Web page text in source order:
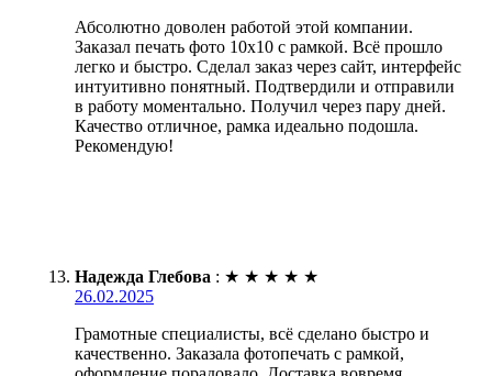
Абсолютно доволен работой этой компании.
Заказал печать фото 10х10 с рамкой. Всё прошло
легко и быстро. Сделал заказ через сайт, интерфейс
интуитивно понятный. Подтвердили и отправили
в работу моментально. Получил через пару дней.
Качество отличное, рамка идеально подошла.
Рекомендую!
Надежда Глебова : ★ ★ ★ ★ ★
26.02.2025
Грамотные специалисты, всё сделано быстро и
качественно. Заказала фотопечать с рамкой,